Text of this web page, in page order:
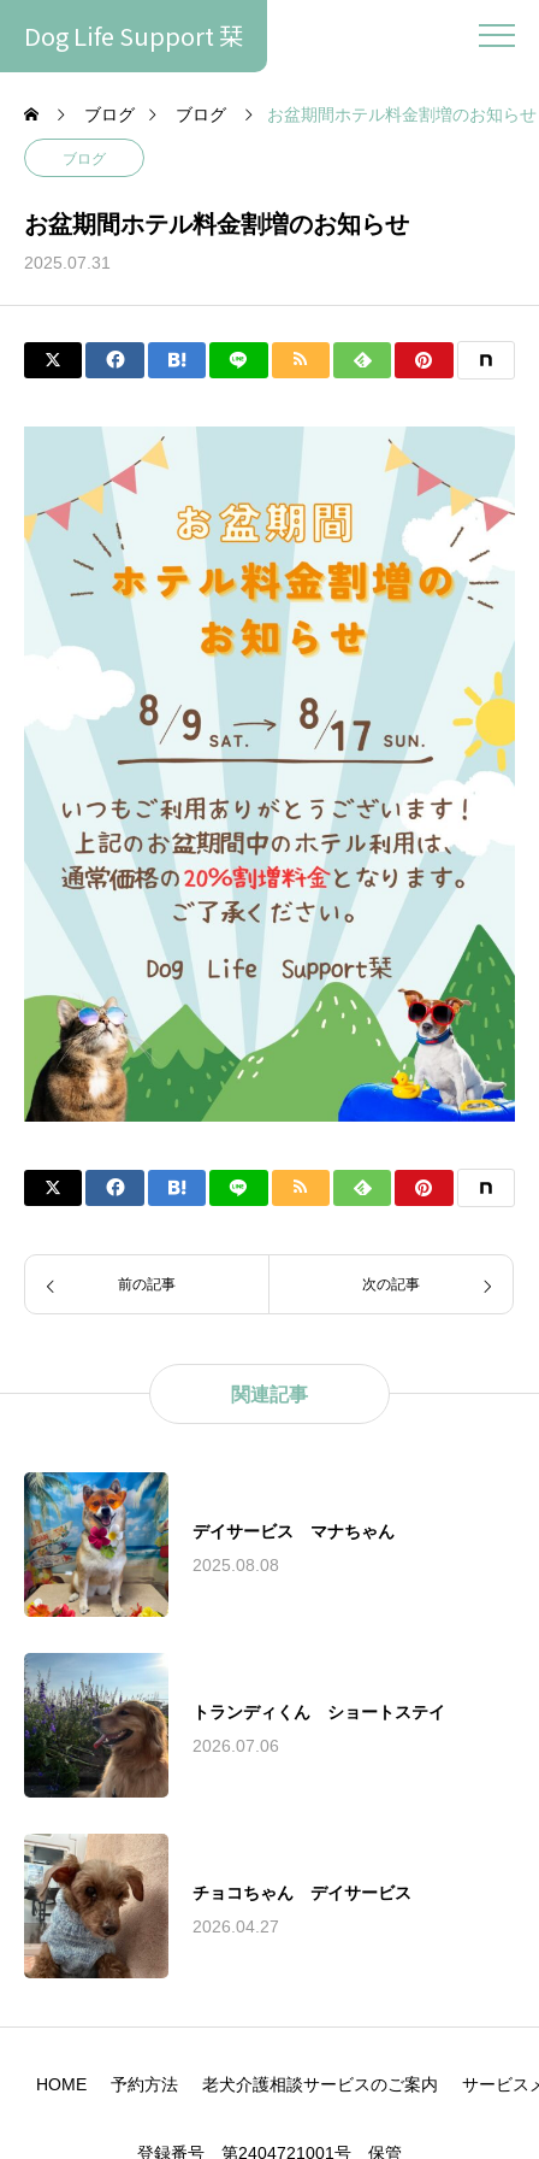
Dog Life Support 栞
ブログ ブログ お盆期間ホテル料金割増のお知らせ
ブログ
お盆期間ホテル料金割増のお知らせ
2025.07.31
前の記事 次の記事
関連記事
デイサービス マナちゃん
2025.08.08
トランディくん ショートステイ
2026.07.06
チョコちゃん デイサービス
2026.04.27
HOME 予約方法 老犬介護相談サービスのご案内 サービス
登録番号 第2404721001号 保管